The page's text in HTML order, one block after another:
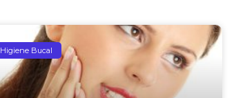
Higiene Bucal